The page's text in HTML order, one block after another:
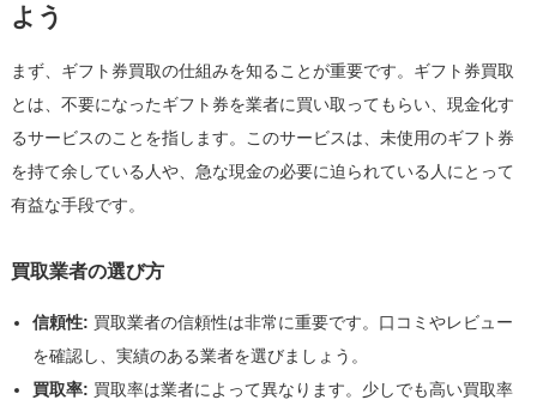
よう
まず、ギフト券買取の仕組みを知ることが重要です。ギフト券買取
とは、不要になったギフト券を業者に買い取ってもらい、現金化す
るサービスのことを指します。このサービスは、未使用のギフト券
を持て余している人や、急な現金の必要に迫られている人にとって
有益な手段です。
買取業者の選び方
信頼性: 買取業者の信頼性は非常に重要です。口コミやレビュー
を確認し、実績のある業者を選びましょう。
買取率: 買取率は業者によって異なります。少しでも高い買取率